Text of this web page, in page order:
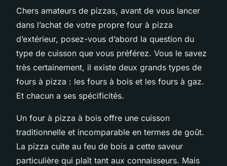
Chers amateurs de pizzas, avant de vous lancer
dans l’achat de votre propre four à pizza
d’extérieur, posez-vous d’abord la question du
type de cuisson que vous préférez. Vous le savez
très certainement, il existe deux grands types de
fours à pizza : les fours à bois et les fours à gaz.
Et chacun a ses spécificités.
Un four à pizza à bois offre une cuisson
traditionnelle et incomparable en termes de goût.
La pizza cuite au feu de bois a cette saveur
particulière qui plaît tant aux connaisseurs. Mais